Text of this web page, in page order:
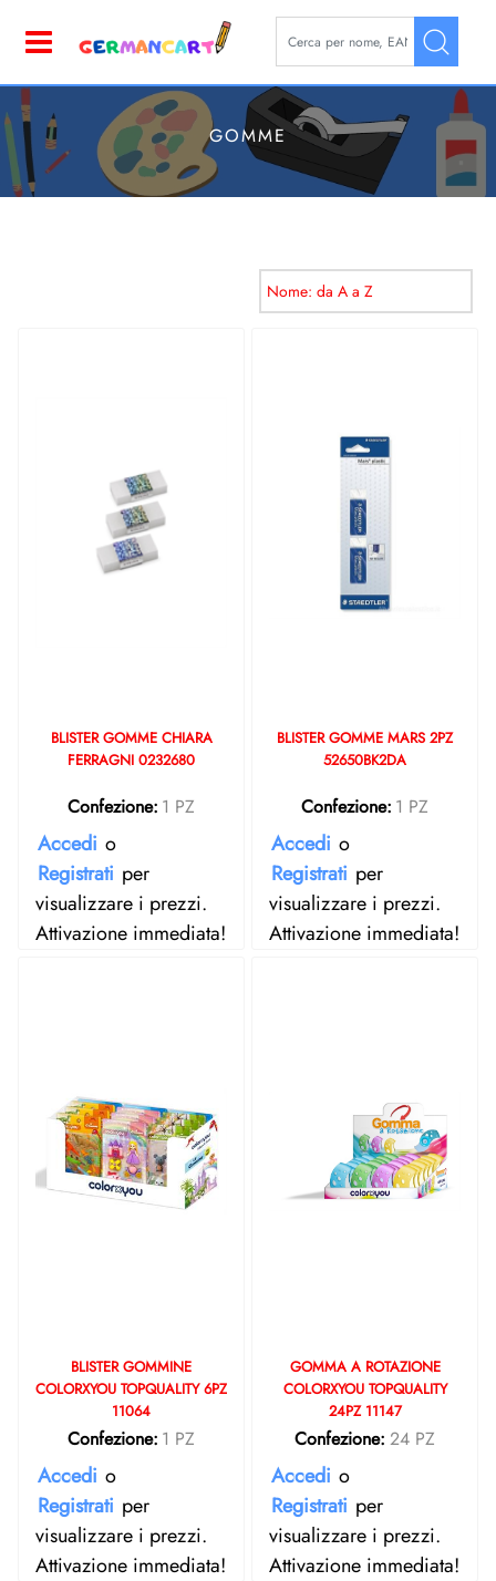
La modifica di un filtro
GOMME
BLISTER GOMME CHIARA
FERRAGNI 0232680
Confezione: 1 PZ
Accedi o
Registrati per
visualizzare i prezzi.
Attivazione immediata!
BLISTER GOMME MARS 2PZ
52650BK2DA
Confezione: 1 PZ
Accedi o
Registrati per
visualizzare i prezzi.
Attivazione immediata!
BLISTER GOMMINE
COLORXYOU TOPQUALITY 6PZ
11064
Confezione: 1 PZ
Accedi o
Registrati per
visualizzare i prezzi.
Attivazione immediata!
GOMMA A ROTAZIONE
COLORXYOU TOPQUALITY
24PZ 11147
Confezione: 24 PZ
Accedi o
Registrati per
visualizzare i prezzi.
Attivazione immediata!